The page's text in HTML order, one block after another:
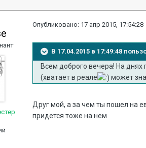
Опубликовано: 17 апр 2015, 17:54:28
В 17.04.2015 в 17:49:48
Всем доброго вечера! На днях
(хватает в реале
может
Друг мой, а за чем ты пошел на
придется тоже на нем